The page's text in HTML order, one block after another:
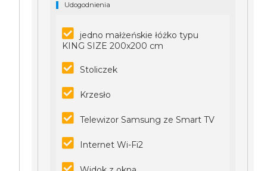
Udogodnienia
jedno małżeńskie łóżko typu
KING SIZE 200x200 cm
Stoliczek
Krzesło
Telewizor Samsung ze Smart TV
Internet Wi-Fi2